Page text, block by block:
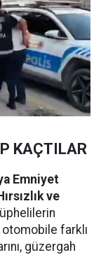
KAÇTILAR
Emniyet
ve
otomobile farklı
güzergah